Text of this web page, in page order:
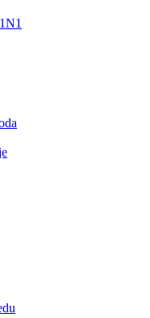
Ministarstva privrede